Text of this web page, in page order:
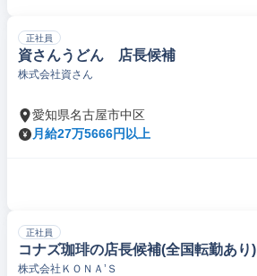
正社員
資さんうどん 店長候補
株式会社資さん
愛知県名古屋市中区
月給27万5666円以上
正社員
コナズ珈琲の店長候補(全国転勤あり)
株式会社ＫＯＮＡ’Ｓ